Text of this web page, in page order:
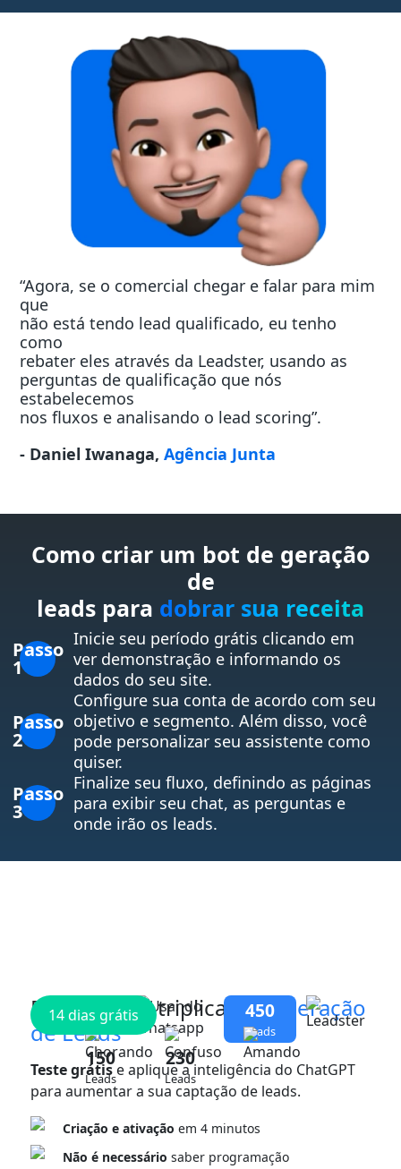
“Agora, se o comercial chegar e falar para mim
que
não está tendo lead qualificado, eu tenho
como
rebater eles através da Leadster, usando as
perguntas de qualificação que nós
estabelecemos
nos fluxos e analisando o lead scoring”.
- Daniel Iwanaga,Agência Junta
Como criar um bot de geração
de
leads para dobrar sua receita
Passo
1
Inicie seu período grátis clicando em
ver demonstração e informando os
dados do seu site.
Passo
2
Configure sua conta de acordo com seu
objetivo e segmento. Além disso, você
pode personalizar seu assistente como
quiser.
Passo
3
Finalize seu fluxo, definindo as páginas
para exibir seu chat, as perguntas e
onde irão os leads.
150
Leads
230
Leads
450
Leads
14 dias grátis
Pronto para triplicar sua
Geração
de Leads
Teste grátise aplique a inteligência do ChatGPT
para aumentar a sua captação de leads.
Criação e ativação em 4 minutos
Não é necessário saber programação